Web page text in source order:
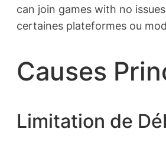
can join games with no
certaines plateformes ou
Causes
Limitation de